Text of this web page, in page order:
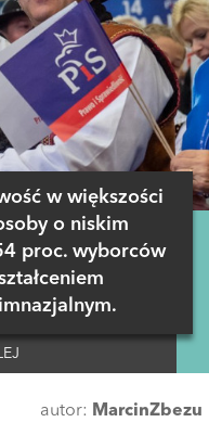
w większości
o niskim
proc. wyborców
autor: MarcinZbezu